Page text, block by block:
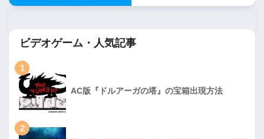
ビデオゲーム・人気記事
1
AC版『ドルアーガの塔』の宝箱出現方法
2